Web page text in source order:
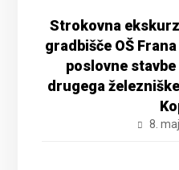
Strokovna
gradbišče OŠ
poslovne stavbe
drugega
8.